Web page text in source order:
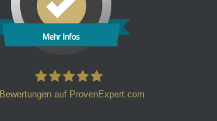
Mehr Infos
Bewertungen auf ProvenExpert.com